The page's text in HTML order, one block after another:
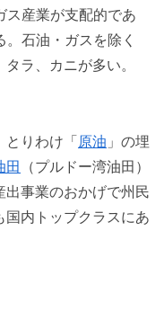
ス産業が支配的であ
石油・ガスを除く
ラ、カニが多い。
とりわけ「原油 」の埋
田 （プルドー湾油田）
事業のおかげで州民
内トップクラスにあ